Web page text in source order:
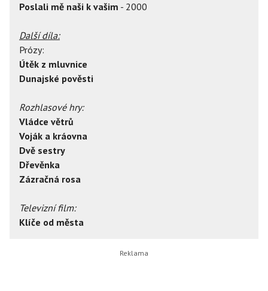
Poslali mě naši k vašim - 2000
Další díla:
Prózy:
Útěk z mluvnice
Dunajské pověsti
Rozhlasové hry:
Vládce větrů
Voják a kráovna
Dvě sestry
Dřevěnka
Zázračná rosa
Televizní film:
Klíče od města